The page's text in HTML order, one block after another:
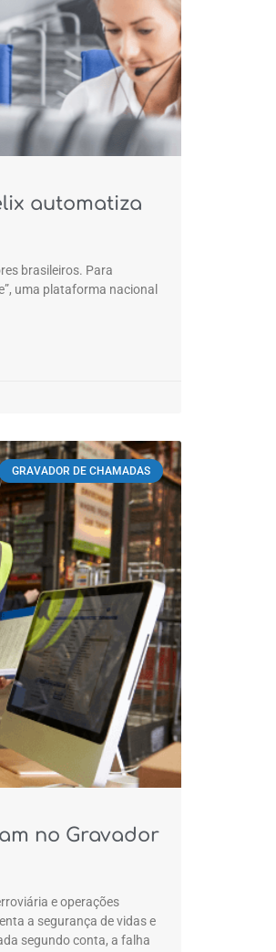
automatiza
brasileiros. Para
uma plataforma nacional
GRAVADOR DE CHAMADAS
no Gravador
e operações
a segurança de vidas e
segundo conta, a falha